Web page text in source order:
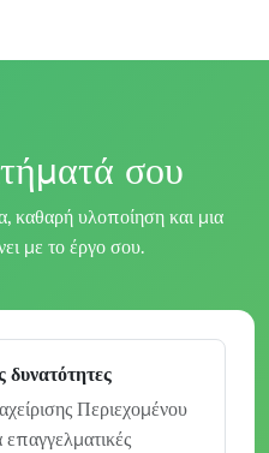
σου
καθαρή υλοποίηση και μια
με το έργο σου.
Περιεχομένου
επαγγελματικές